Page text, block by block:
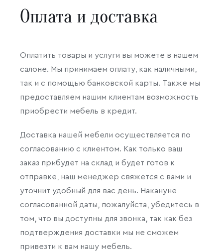
Оплата и доставка
Оплатить товары и услуги вы можете в нашем
салоне. Мы принимаем оплату, как наличными,
так и с помощью банковской карты. Также мы
предоставляем нашим клиентам возможность
приобрести мебель в кредит.
Доставка нашей мебели осуществляется по
согласованию с клиентом. Как только ваш
заказ прибудет на склад и будет готов к
отправке, наш менеджер свяжется с вами и
уточнит удобный для вас день. Накануне
согласованной даты, пожалуйста, убедитесь в
том, что вы доступны для звонка, так как без
подтверждения доставки мы не сможем
привезти к вам нашу мебель.